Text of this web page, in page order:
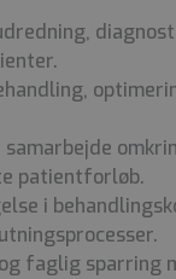
patientforløb.
i
faglig sparring